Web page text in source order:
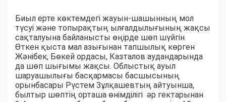
Биыл ерте көктемдегі жауын-шашынның мол
түсуі және топырақтың ылғалдылығының жақсы
сақталуына байланысты өңірде шөп шүйгін.
Өткен қыста мал азығынан тапшылық көрген
Жәнібек, Бөкей ордасы, Казталов аудандарында
да шөп шығымы жақсы. Облыстық ауыл
шаруашылығы басқармасы басшысының
орынбасары Рүстем Зұлқашевтың айтуынша,
былтыр шөптің орташа өнімділігі әр гектарынан